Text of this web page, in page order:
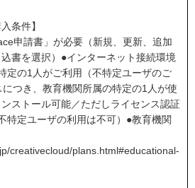
条件】
申請書」が必要（新規、更新、追加
書を選択）●インターネット接続環境
定の1人がご利用（不特定ユーザのご
つき、教育機関所属の特定の1人が使
ストール可能／ただしライセンス認証
特定ユーザの利用は不可）●教育機関
creativecloud/plans.html#educational-